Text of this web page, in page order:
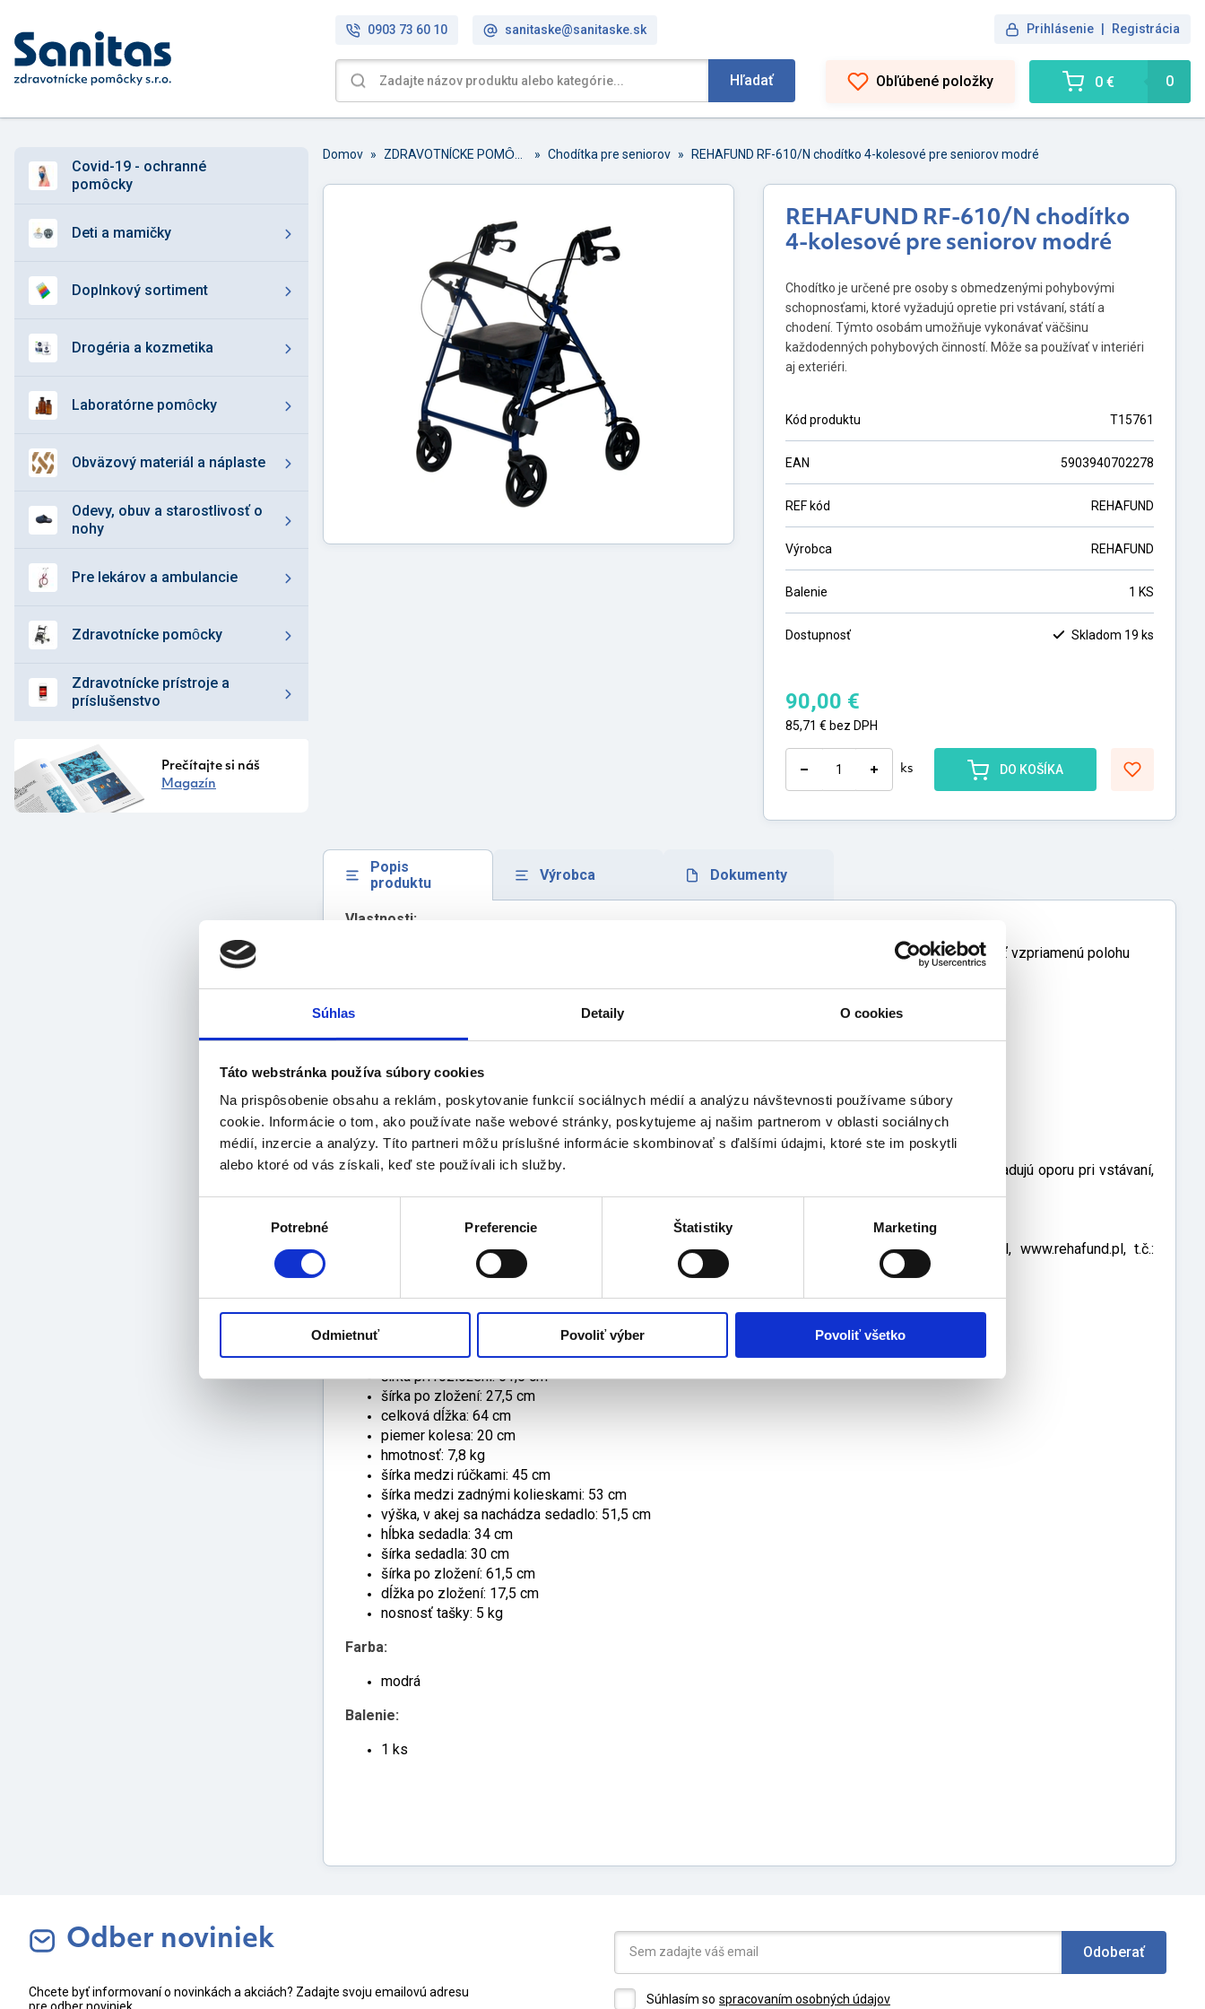
Súhlas Detaily O cookies
Táto webstránka používa súbory cookies
Na prispôsobenie obsahu a reklám, poskytovanie funkcií sociálnych médií a analýzu návštevnosti používame súbory
cookie. Informácie o tom, ako používate naše webové stránky, poskytujeme aj našim partnerom v oblasti sociálnych
médií, inzercie a analýzy. Títo partneri môžu príslušné informácie skombinovať s ďalšími údajmi, ktoré ste im poskytli
alebo ktoré od vás získali, keď ste používali ich služby.
Potrebné Preferencie Štatistiky Marketing
Odmietnuť Povoliť výber Povoliť všetko
0903 73 60 10 sanitaske@sanitaske.sk
Hľadať
Prihlásenie Registrácia
Obľúbené položky 0 € 0
covid-19 - ochranné
pomôcky
deti a mamičky
doplnkový sortiment
drogéria a kozmetika
laboratórne pomȏcky
obväzový materiál a náplaste
odevy, obuv a starostlivosť o
nohy
pre lekárov a ambulancie
zdravotnícke pomȏcky
zdravotnícke prístroje a
príslušenstvo
Prečítajte si náš
Magazín
Domov » » Chodítka pre seniorov » REHAFUND RF-610/N chodítko 4-kolesové pre seniorov modré
REHAFUND RF-610/N chodítko
4-kolesové pre seniorov modré
Chodítko je určené pre osoby s obmedzenými pohybovými
schopnosťami, ktoré vyžadujú opretie pri vstávaní, státí a
chodení. Týmto osobám umožňuje vykonávať väčšinu
každodenných pohybových činností. Môže sa používať v interiéri
aj exteriéri.
Kód produktu T15761
EAN 5903940702278
REF kód REHAFUND
Výrobca REHAFUND
Balenie 1 KS
Dostupnosť Skladom 19 ks
90,00 €
85,71 € bez DPH
ks DO KOŠÍKA
Popis
produktu
Výrobca Dokumenty
Vlastnosti:
ideálne na dlhšie prechádzky pre ľudí s obmedzenou pohyblivosťou, ktorí dokážu samostatne udržať vzpriamenú polohu
má tiež pohodlnú tašku na drobnosti alebo nákupy
premyslený a jednoduchý dizajn vám bude robiť radosť dlhé roky
nezávislé brzdy so zámkami na každom zadnom kolese
priestranná taška
veľmi pohodlné sedadlo s operadlom
skladateľný, ľahko sa prenáša
lekárske použitie:
chodítko sa používa ako pomôcka pre osoby s obmedzenou schopnosťou pohybu, ktoré vyžadujú oporu pri vstávaní,
možno použiť v interiéri aj exteriéri
výrobca: Reha Fund Sp. z o.o. ul. Staniewicka 14, Varšava, Poľsko, e-mail: info@rehafund.pl, www.rehafund.pl, t.č.:
+48605499599, IČ: PL5260214054
Technické parametre:
max. bezpečné zaťaženie: 136 kg
nastaviteľná výška rúčok: 79 - 92,5 cm
šírka pri rozložení: 61,5 cm
šírka po zložení: 27,5 cm
celková dĺžka: 64 cm
piemer kolesa: 20 cm
hmotnosť: 7,8 kg
šírka medzi rúčkami: 45 cm
šírka medzi zadnými kolieskami: 53 cm
výška, v akej sa nachádza sedadlo: 51,5 cm
hĺbka sedadla: 34 cm
šírka sedadla: 30 cm
šírka po zložení: 61,5 cm
dĺžka po zložení: 17,5 cm
nosnosť tašky: 5 kg
Farba:
modrá
Balenie:
1 ks
Odber noviniek
Chcete byť informovaní o novinkách a akciách? Zadajte svoju emailovú adresu
Odoberať
Súhlasím so spracovaním osobných údajov